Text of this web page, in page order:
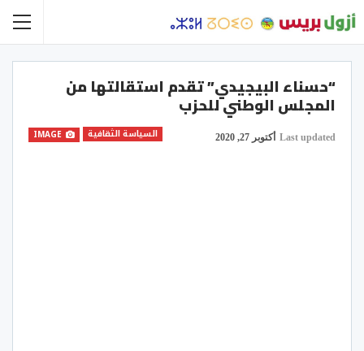
“حسناء البيجيدي” تقدم استقالتها من
المجلس الوطني للحزب
السياسة الثقافية Last updated أكتوبر 27, 2020